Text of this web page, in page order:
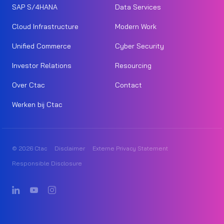
SAP S/4HANA Data Services
Cloud Infrastructure Modern Work
Unified Commerce Cyber Security
Investor Relations Resourcing
Over Ctac Contact
Werken bij Ctac
© 2026 Ctac Disclaimer
Externe Privacy Statement
Responsible Disclosure